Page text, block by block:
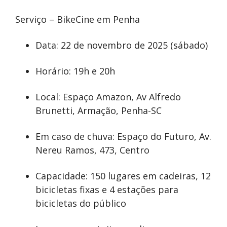
Serviço – BikeCine em Penha
Data: 22 de novembro de 2025 (sábado)
Horário: 19h e 20h
Local: Espaço Amazon, Av Alfredo
Brunetti, Armação, Penha-SC
Em caso de chuva: Espaço do Futuro, Av.
Nereu Ramos, 473, Centro
Capacidade: 150 lugares em cadeiras, 12
bicicletas fixas e 4 estações para
bicicletas do público